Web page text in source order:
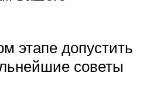
этапе допустить
советы